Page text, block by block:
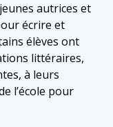
autrices et
écrire et
élèves ont
littéraires,
à leurs
l’école pour